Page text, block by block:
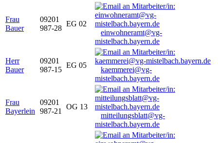
Frau
Bauer
09201
987-28
EG 02
einwohneramt@vg-
mistelbach.bayern.de
Herr
Bauer
09201
987-15
EG 05
kaemmerei@vg-
mistelbach.bayern.de
Frau
Bayerlein
09201
987-21
OG 13
mitteilungsblatt@vg-
mistelbach.bayern.de